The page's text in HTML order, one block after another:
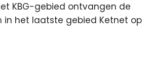
KBG-gebied ontvangen de
in het laatste gebied Ketnet op